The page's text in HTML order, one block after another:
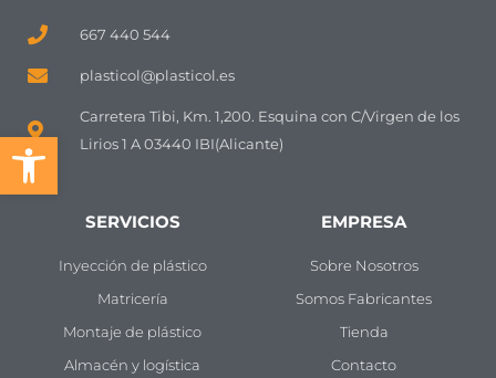
Abrir barra de herramientas
667 440 544
plasticol@plasticol.es
Carretera Tibi, Km. 1,200. Esquina con C/Virgen de los
Lirios 1 A 03440 IBI(Alicante)
SERVICIOS
Inyección de plástico
Matricería
Montaje de plástico
Almacén y logística
EMPRESA
Sobre Nosotros
Somos Fabricantes
Tienda
Contacto